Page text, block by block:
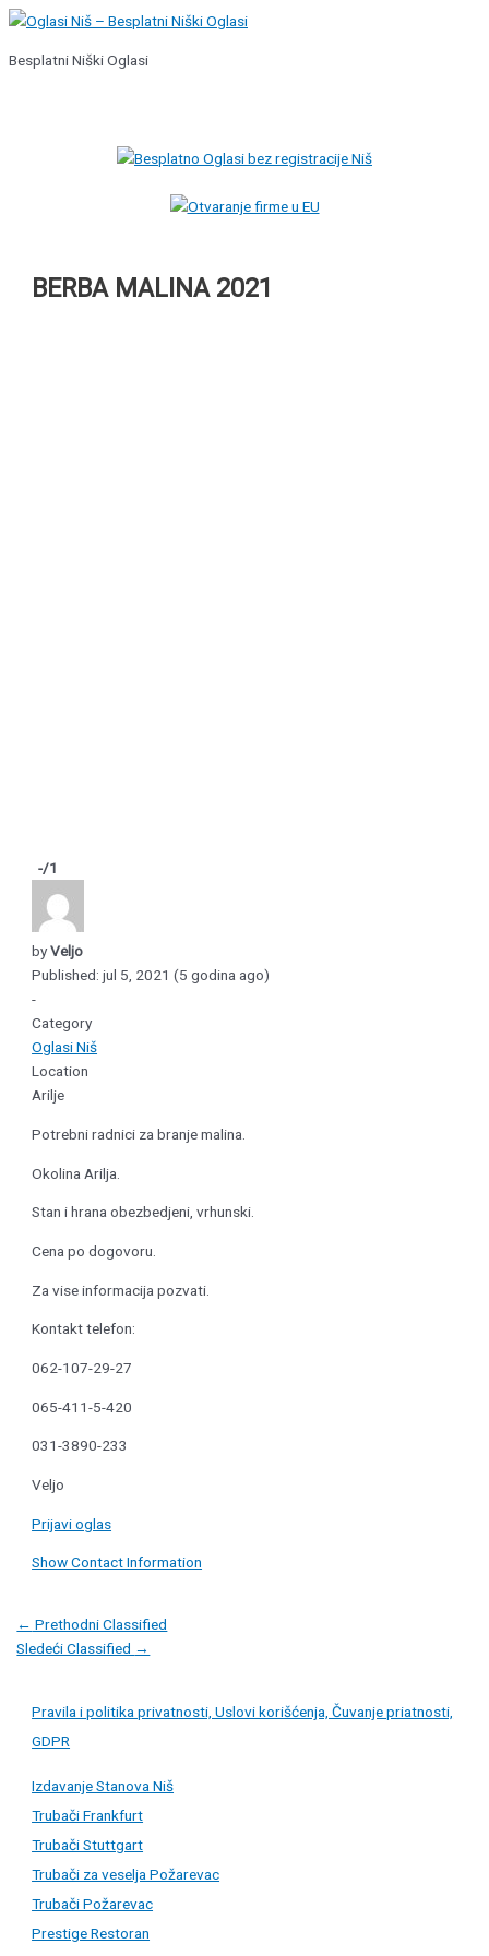
Pređi
sadržaj
Besplatni Niški Oglasi
BERBA MALINA 2021
-/1
byVeljo
Published: jul 5, 2021 (5 godina ago)
-
Category
Oglasi Niš
Location
Arilje
Potrebni radnici za branje malina.
Okolina Arilja.
Stan i hrana obezbedjeni, vrhunski.
Cena po dogovoru.
Za vise informacija pozvati.
Kontakt telefon:
062-107-29-27
065-411-5-420
031-3890-233
Veljo
Prijavi oglas
Show Contact Information
Post
navigation
← Prethodni Classified
Sledeći Classified →
Pravila i politika privatnosti, Uslovi korišćenja, Čuvanje priatnosti,
GDPR
Izdavanje Stanova Niš
Trubači Frankfurt
Trubači Stuttgart
Trubači za veselja Požarevac
Trubači Požarevac
Prestige Restoran